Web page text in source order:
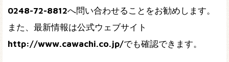
0248-72-8812へ問い合わせることをお勧めします。
また、最新情報は公式ウェブサイト
http://www.cawachi.co.jp/でも確認できます。